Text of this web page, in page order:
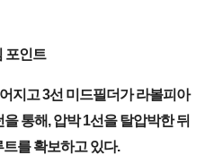
포인트
지고 3선 미드필더가 라볼피아
통해, 압박 1선을 탈압박한 뒤
를 확보하고 있다.